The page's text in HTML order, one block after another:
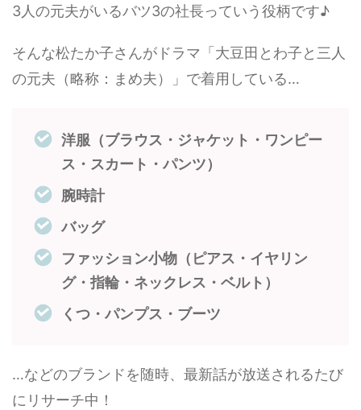
3人の元夫がいるバツ3の社長っていう役柄です♪
そんな松たか子さんがドラマ「大豆田とわ子と三人
の元夫（略称：まめ夫）」で着用している…
洋服（ブラウス・ジャケット・ワンピー
ス・スカート・パンツ）
腕時計
バッグ
ファッション小物（ピアス・イヤリン
グ・指輪・ネックレス・ベルト）
くつ・パンプス・ブーツ
…などのブランドを随時、最新話が放送されるたび
にリサーチ中！